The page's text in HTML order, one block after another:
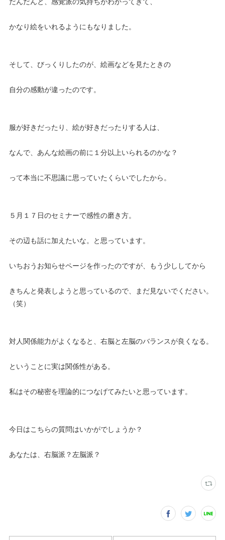
かなり絵をいれるようにもなりました。
そして、びっくりしたのが、絵画などを見たときの
自分の感動が違ったのです。
服が好きだったり、絵が好きだったりする人は、
なんで、あんな絵画の前に１分以上いられるのかな？
って本当に不思議に思っていたくらいでしたから。
５月１７日のセミナーで感性の磨き方。
その辺も話に加えたいな。と思っています。
いちおうお知らせページを作ったのですが、もう少ししてから
きちんと発表しようと思っているので、まだ見ないでください。
（笑）
対人関係能力がよくなると、右脳と左脳のバランスが良くなる。
ということに実は関係性がある。
私はその秘密を理論的につなげてみたいと思っています。
今日はこちらの質問はいかがでしょうか？
あなたは、右脳派？左脳派？